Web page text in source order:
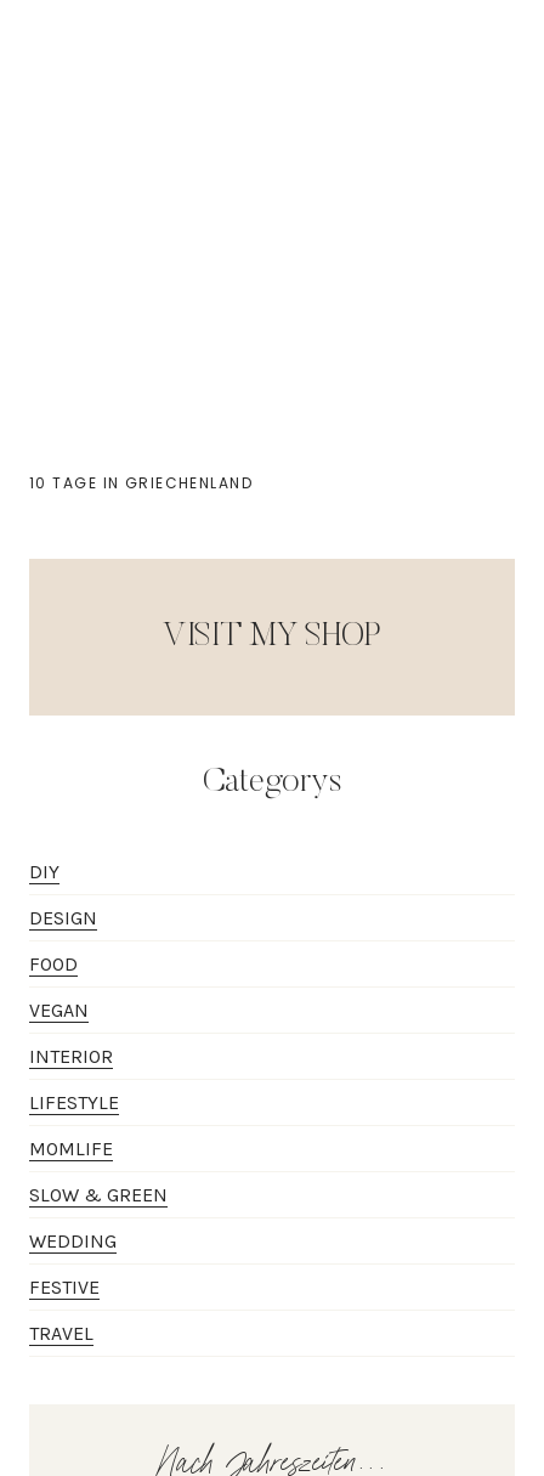
10 TAGE IN GRIECHENLAND
VISIT MY SHOP
Categorys
DIY
DESIGN
FOOD
VEGAN
INTERIOR
LIFESTYLE
MOMLIFE
SLOW & GREEN
WEDDING
FESTIVE
TRAVEL
Nach Jahreszeiten...